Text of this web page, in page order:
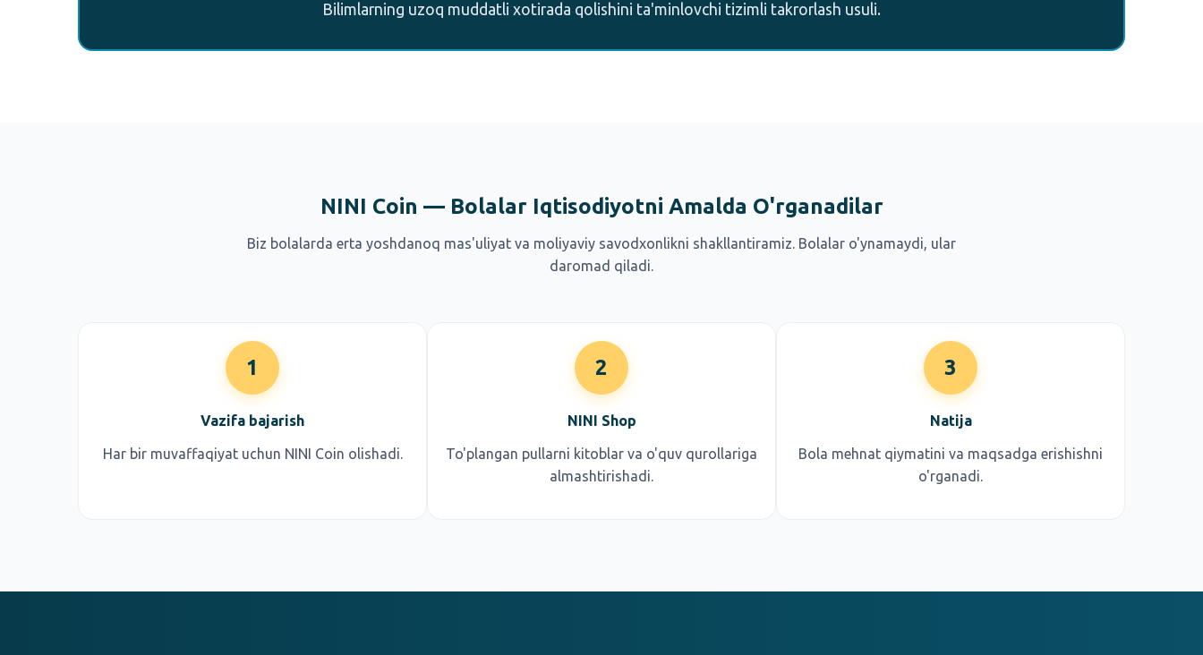
Bilimlarning uzoq muddatli xotirada qolishini ta'minlovchi tizimli takrorlash usuli.
NINI Coin — Bolalar Iqtisodiyotni Amalda O'rganadilar
Biz bolalarda erta yoshdanoq mas'uliyat va moliyaviy savodxonlikni shakllantiramiz. Bolalar o'ynamaydi, ular
daromad qiladi.
1
Vazifa bajarish
Har bir muvaffaqiyat uchun NINI Coin olishadi.
2
NINI Shop
To'plangan pullarni kitoblar va o'quv qurollariga
almashtirishadi.
3
Natija
Bola mehnat qiymatini va maqsadga erishishni
o'rganadi.